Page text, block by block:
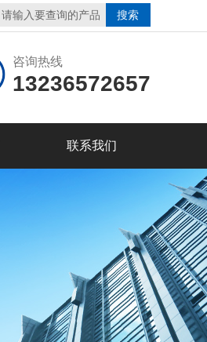
咨询热线
13236572657
联系我们